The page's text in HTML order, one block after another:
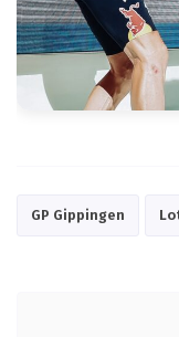
GP Gippingen